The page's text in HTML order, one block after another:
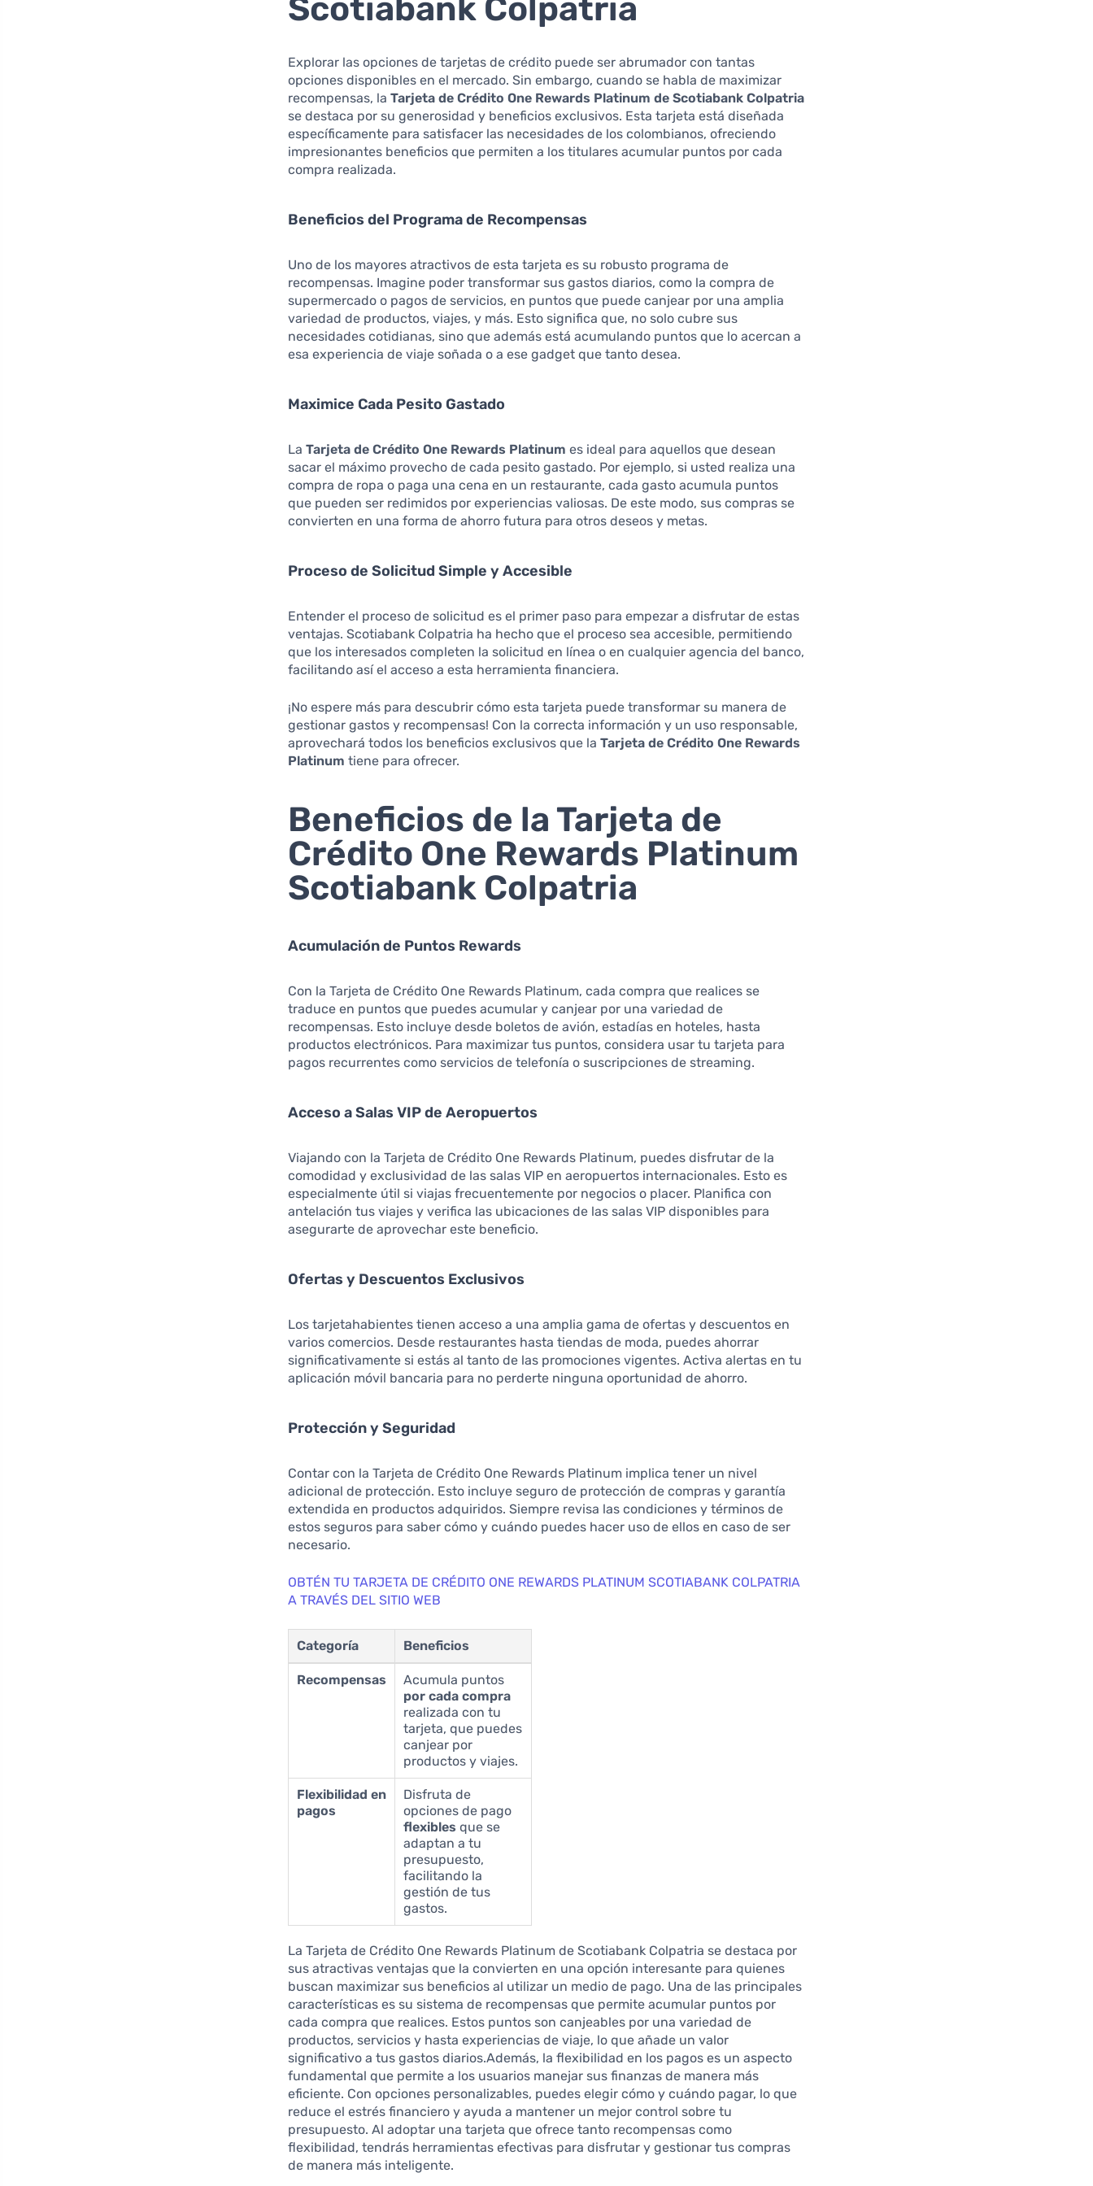
Scotiabank Colpatria
Explorar las opciones de tarjetas de crédito puede ser abrumador con tantas
opciones disponibles en el mercado. Sin embargo, cuando se habla de maximizar
recompensas, laTarjeta de Crédito One Rewards Platinum de Scotiabank Colpatria
se destaca por su generosidad y beneficios exclusivos. Esta tarjeta está diseñada
específicamente para satisfacer las necesidades de los colombianos, ofreciendo
impresionantes beneficios que permiten a los titulares acumular puntos por cada
compra realizada.
Beneficios del Programa de Recompensas
Uno de los mayores atractivos de esta tarjeta es su robusto programa de
recompensas. Imagine poder transformar sus gastos diarios, como la compra de
supermercado o pagos de servicios, en puntos que puede canjear por una amplia
variedad de productos, viajes, y más. Esto significa que, no solo cubre sus
necesidades cotidianas, sino que además está acumulando puntos que lo acercan a
esa experiencia de viaje soñada o a ese gadget que tanto desea.
Maximice Cada Pesito Gastado
LaTarjeta de Crédito One Rewards Platinum es ideal para aquellos que desean
sacar el máximo provecho de cada pesito gastado. Por ejemplo, si usted realiza una
compra de ropa o paga una cena en un restaurante, cada gasto acumula puntos
que pueden ser redimidos por experiencias valiosas. De este modo, sus compras se
convierten en una forma de ahorro futura para otros deseos y metas.
Proceso de Solicitud Simple y Accesible
Entender el proceso de solicitud es el primer paso para empezar a disfrutar de estas
ventajas. Scotiabank Colpatria ha hecho que el proceso sea accesible, permitiendo
que los interesados completen la solicitud en línea o en cualquier agencia del banco,
facilitando así el acceso a esta herramienta financiera.
¡No espere más para descubrir cómo esta tarjeta puede transformar su manera de
gestionar gastos y recompensas! Con la correcta información y un uso responsable,
aprovechará todos los beneficios exclusivos que laTarjeta de Crédito One Rewards
Platinum tiene para ofrecer.
Beneficios de la Tarjeta de
Crédito One Rewards Platinum
Scotiabank Colpatria
Acumulación de Puntos Rewards
Con la Tarjeta de Crédito One Rewards Platinum, cada compra que realices se
traduce en puntos que puedes acumular y canjear por una variedad de
recompensas. Esto incluye desde boletos de avión, estadías en hoteles, hasta
productos electrónicos. Para maximizar tus puntos, considera usar tu tarjeta para
pagos recurrentes como servicios de telefonía o suscripciones de streaming.
Acceso a Salas VIP de Aeropuertos
Viajando con la Tarjeta de Crédito One Rewards Platinum, puedes disfrutar de la
comodidad y exclusividad de las salas VIP en aeropuertos internacionales. Esto es
especialmente útil si viajas frecuentemente por negocios o placer. Planifica con
antelación tus viajes y verifica las ubicaciones de las salas VIP disponibles para
asegurarte de aprovechar este beneficio.
Ofertas y Descuentos Exclusivos
Los tarjetahabientes tienen acceso a una amplia gama de ofertas y descuentos en
varios comercios. Desde restaurantes hasta tiendas de moda, puedes ahorrar
significativamente si estás al tanto de las promociones vigentes. Activa alertas en tu
aplicación móvil bancaria para no perderte ninguna oportunidad de ahorro.
Protección y Seguridad
Contar con la Tarjeta de Crédito One Rewards Platinum implica tener un nivel
adicional de protección. Esto incluye seguro de protección de compras y garantía
extendida en productos adquiridos. Siempre revisa las condiciones y términos de
estos seguros para saber cómo y cuándo puedes hacer uso de ellos en caso de ser
necesario.
OBTÉN TU TARJETA DE CRÉDITO ONE REWARDS PLATINUM SCOTIABANK COLPATRIA
A TRAVÉS DEL SITIO WEB
Categoría Beneficios
Recompensas
Acumula puntos
por cada compra
realizada con tu
tarjeta, que puedes
canjear por
productos y viajes.
Flexibilidad en
pagos
Disfruta de
opciones de pago
flexibles que se
adaptan a tu
presupuesto,
facilitando la
gestión de tus
gastos.
La Tarjeta de Crédito One Rewards Platinum de Scotiabank Colpatria se destaca por
sus atractivas ventajas que la convierten en una opción interesante para quienes
buscan maximizar sus beneficios al utilizar un medio de pago. Una de las principales
características es su sistema de recompensas que permite acumular puntos por
cada compra que realices. Estos puntos son canjeables por una variedad de
productos, servicios y hasta experiencias de viaje, lo que añade un valor
significativo a tus gastos diarios.Además, la flexibilidad en los pagos es un aspecto
fundamental que permite a los usuarios manejar sus finanzas de manera más
eficiente. Con opciones personalizables, puedes elegir cómo y cuándo pagar, lo que
reduce el estrés financiero y ayuda a mantener un mejor control sobre tu
presupuesto. Al adoptar una tarjeta que ofrece tanto recompensas como
flexibilidad, tendrás herramientas efectivas para disfrutar y gestionar tus compras
de manera más inteligente.